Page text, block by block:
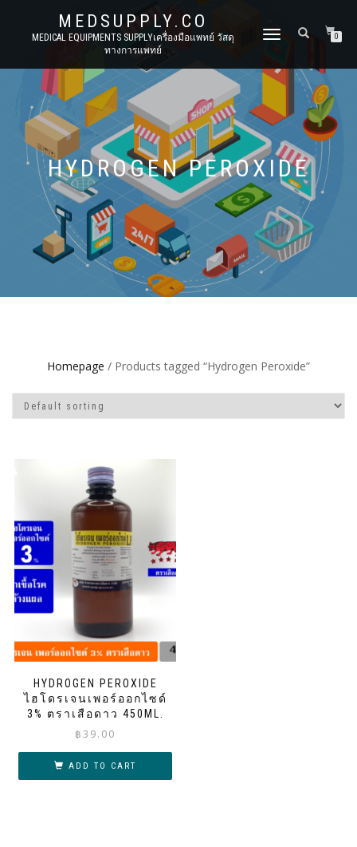
MEDSUPPLY.CO
MEDICAL EQUIPMENTS SUPPLYเครื่องมือแพทย์ วัสดุ
ทางการแพทย์
TOGGLE
0
HYDROGEN PEROXIDE
Homepage / Products tagged “Hydrogen Peroxide”
HYDROGEN PEROXIDE
ไฮโดรเจนเพอร์ออกไซด์
3% ตราเสือดาว 450ML.
฿39.00
ADD TO CART